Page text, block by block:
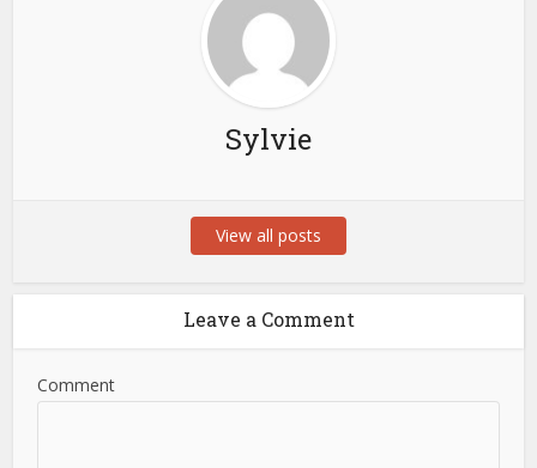
Sylvie
View all posts
Leave a Comment
Comment